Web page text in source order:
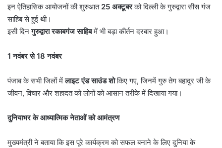
इन ऐतिहासिक आयोजनों की शुरुआत 25 अक्टूबरको दिल्ली के गुरुद्वारा सीस गंज
साहिब से हुई थी।
इसी दिनगुरुद्वारा रकाबगंज साहिबमें भी बड़ा कीर्तन दरबार हुआ।
1नवंबर से18नवंबर
पंजाब के सभी जिलों मेंलाइट एंड साउंड शोकिए गए, जिनमें गुरु तेग बहादुर जी के
जीवन, विचार और शहादत को लोगों को आसान तरीके में दिखाया गया।
दुनियाभर के आध्यात्मिक नेताओं को आमंत्रण
मुख्यमंत्री ने बताया कि इस पूरे कार्यक्रम को सफल बनाने के लिए दुनिया के